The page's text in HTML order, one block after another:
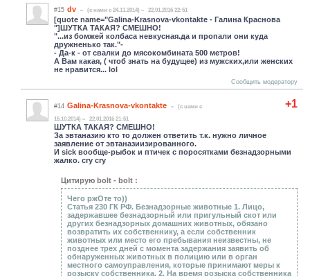
#15 dv (c нами с 24.11.2014) 22.01.2016 22:51
[quote name="Galina-Krasnova-vkontakte - Галина Краснова
"]ШУТКА ТАКАЯ? СМЕШНО!
"...из бомжей колбаса невкусная.да и пропали они куда
дружненько так."-
- Да-к - от свалки до мясокомбината 500 метров!
А Вам какая, ( чтоб знать на будущее) из мужских,или женских
не нравится... lol
Сообщить модератору
+1
#14 Galina-Krasnova-vkontakte
(c нами с
15.10.2014)
22.01.2016 21:51
ШУТКА ТАКАЯ? СМЕШНО!
За эвтаназию кто то должен ответить т.к. нужно личное
заявление от эвтаназиизированного.
И sick вообще-рыбок и птичек с поросятками безнадзорными
жалко. cry cry
Цитирую bolt - bolt :
Чего ржОте то))
Статья 230 ГК РФ. Безнадзорные животные 1. Лицо,
задержавшее безнадзорный или пригульный скот или
других безнадзорных домашних животных, обязано
возвратить их собственнику, а если собственник
животных или место его пребывания неизвестны, не
позднее трех дней с момента задержания заявить об
обнаруженных животных в полицию или в орган
местного самоуправления, которые принимают меры к
розыску собственника. 2. На время розыска собственника